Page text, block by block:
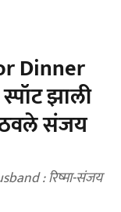
Dinner
झाली
संजय
: रिष्मा-संजय